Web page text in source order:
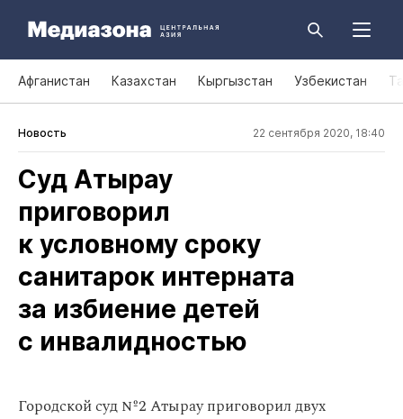
Афганистан Казахстан Кыргызстан Узбекистан
Новость 22 сентября 2020, 18:40
Суд Атырау
приговорил
к условному сроку
санитарок интерната
за избиение детей
с инвалидностью
Городской суд №2 Атырау приговорил двух